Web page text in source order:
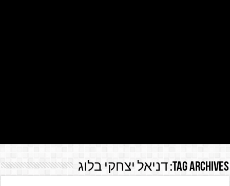
Tag Archives: דניאל יצחקי בלוג